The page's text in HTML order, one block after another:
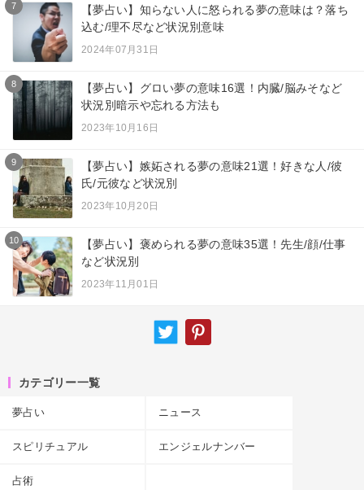
7
【夢占い】知らない人に怒られる夢の意味は？落ち
込む/理不尽など状況別意味
2024年07月31日
8
【夢占い】グロい夢の意味16選！内臓/脳みそなど
状況別暗示や忘れる方法も
2023年10月16日
9
【夢占い】嫉妬される夢の意味21選！好きな人/彼
氏/元彼など状況別
2023年10月20日
10
【夢占い】褒められる夢の意味35選！先生/顔/仕事
など状況別
2023年11月01日
カテゴリー一覧
夢占い ニュース
スピリチュアル エンジェルナンバー
占術